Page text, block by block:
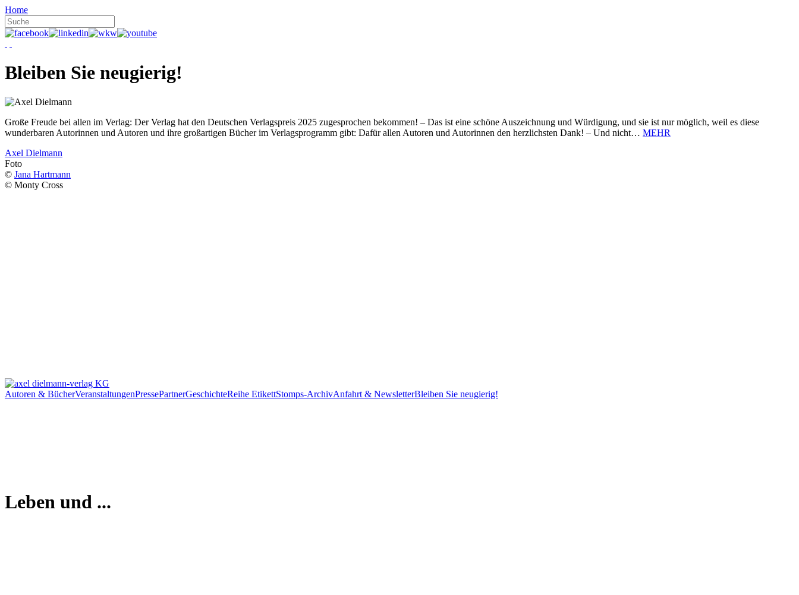
Home
Bleiben Sie neugierig!
Große Freude bei allen im Verlag: Der Verlag hat den Deutschen Verlagspreis 2025 zugesprochen bekommen! – Das ist eine schöne Auszeichnung und Würdigung, und sie ist nur möglich, weil es diese
wunderbaren Autorinnen und Autoren und ihre großartigen Bücher im Verlagsprogramm gibt: Dafür allen Autoren und Autorinnen den herzlichsten Dank! – Und nicht… MEHR
Axel Dielmann
Foto
© Jana Hartmann
© Monty Cross
Autoren & BücherVeranstaltungenPressePartnerGeschichteReihe EtikettStomps-ArchivAnfahrt & NewsletterBleiben Sie neugierig!
Leben und ...